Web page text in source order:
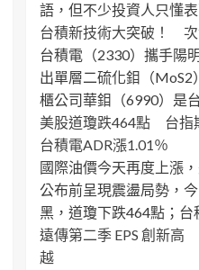
語，但不少投資人只懂
台積新技術大突破！
台積電（2330）攜手陽
出單層二硫化鉬（MoS2
櫃公司華鉬（6990）是
美股道瓊跌464點 台指
台積電ADR漲1.01％
國際油價今天再度上漲
公布前呈現震盪局勢，
黑，道瓊下跌464點；
遠傳第二季 EPS 創新高
越